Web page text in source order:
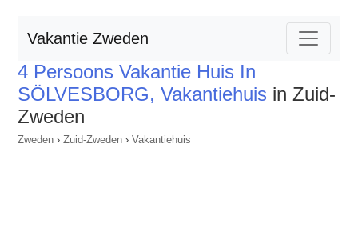
Vakantie Zweden
4 Persoons Vakantie Huis In
SÖLVESBORG, Vakantiehuis in Zuid-
Zweden
Zweden › Zuid-Zweden › Vakantiehuis